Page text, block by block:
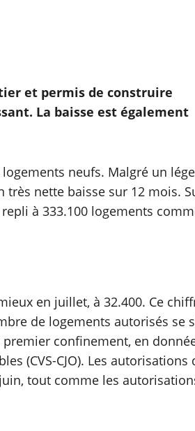
et permis de construire
La baisse est également
neufs. Malgré un
nette baisse sur 12 mois.
à 333.100 logements
en juillet, à 32.400. Ce
de logements autorisés se
confinement, en
(CVS-CJO). Les autorisations
tout comme les